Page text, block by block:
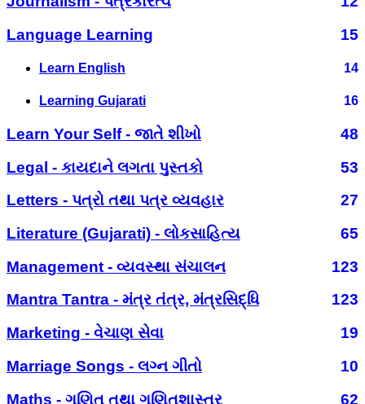
Language Learning
15
Learn English 14
Learning Gujarati 16
Learn Your Self - જાતે શીખો
48
Legal - કાયદાને લગતા પુસ્તકો
53
Letters - પત્રો તથા પત્ર વ્યવહાર
27
Literature (Gujarati) - લોકસાહિત્ય
65
Management - વ્યવસ્થા સંચાલન
123
Mantra Tantra - મંત્ર તંત્ર, મંત્રસિદ્ધિ
123
Marketing - વેચાણ સેવા
19
Marriage Songs - લગ્ન ગીતો
10
Maths - ગણિત તથા ગણિતશાસ્ત્ર
62